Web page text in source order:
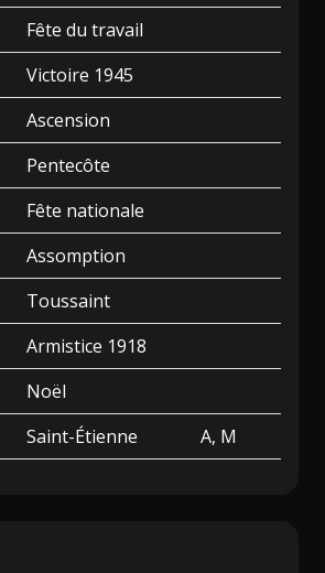
Fête du travail
Victoire 1945
Ascension
Pentecôte
Fête nationale
Assomption
Toussaint
Armistice 1918
Noël
Saint-Étienne A, M